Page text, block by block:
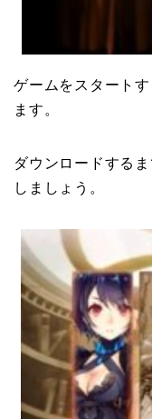
ゲームをスタート
ます。
ダウンロードする
しましょう。